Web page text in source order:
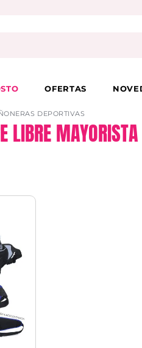
OFERTAS
DEPORTIVAS
LIBRE